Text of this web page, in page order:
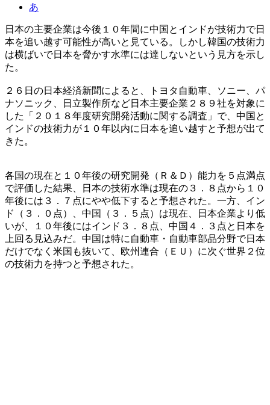
あ
日本の主要企業は今後１０年間に中国とインドが技術力で日
本を追い越す可能性が高いと見ている。しかし韓国の技術力
は横ばいで日本を脅かす水準には達しないという見方を示し
た。
２６日の日本経済新聞によると、トヨタ自動車、ソニー、パ
ナソニック、日立製作所など日本主要企業２８９社を対象に
した「２０１８年度研究開発活動に関する調査」で、中国と
インドの技術力が１０年以内に日本を追い越すと予想が出て
きた。
各国の現在と１０年後の研究開発（Ｒ＆Ｄ）能力を５点満点
で評価した結果、日本の技術水準は現在の３．８点から１０
年後には３．７点にやや低下すると予想された。一方、イン
ド（３．０点）、中国（３．５点）は現在、日本企業より低
いが、１０年後にはインド３．８点、中国４．３点と日本を
上回る見込みだ。中国は特に自動車・自動車部品分野で日本
だけでなく米国も抜いて、欧州連合（ＥＵ）に次ぐ世界２位
の技術力を持つと予想された。